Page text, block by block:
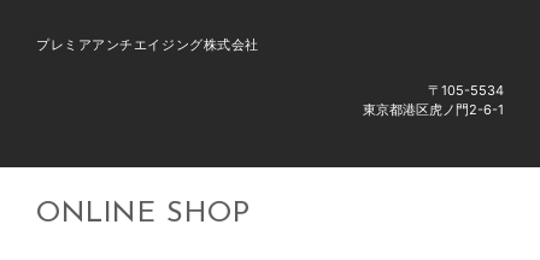
プレミアアンチエイジング株式会社
〒105-5534
東京都港区虎ノ門2-6-1
ONLINE SHOP